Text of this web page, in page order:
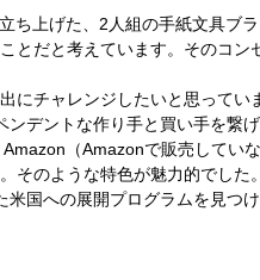
ち上げた、2人組の手紙文具ブ
とだと考えています。そのコ
にチャレンジしたいと思って
デントな作り手と買い手を繋
（Amazonで販売してい
そのような特色が魅力的でし
国への展開プログラムを見つけ